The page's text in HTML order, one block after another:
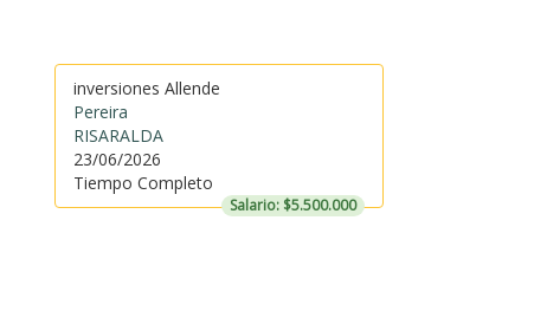
inversiones Allende
Pereira
RISARALDA
23/06/2026
Tiempo Completo
Salario: $5.500.000